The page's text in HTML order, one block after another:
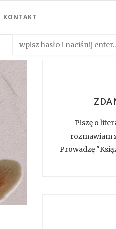
KONTAKT
Piszę o
rozmawiam
Prowadzę